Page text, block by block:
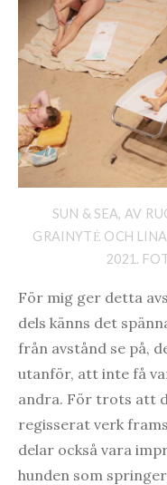
SUN & SEA, AV
GRAINYTĖ OCH
2021.
För mig ger detta
dels känns det
från avstånd se på,
utanför, att inte få
andra. För trots att
regisserat verk
delar också vara
hunden som